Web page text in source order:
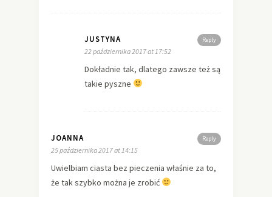
Reply
JUSTYNA
22 października 2017 at 17:52
Dokładnie tak, dlatego zawsze też są
takie pyszne
Reply
JOANNA
25 października 2017 at 14:15
Uwielbiam ciasta bez pieczenia właśnie za to,
że tak szybko można je zrobić